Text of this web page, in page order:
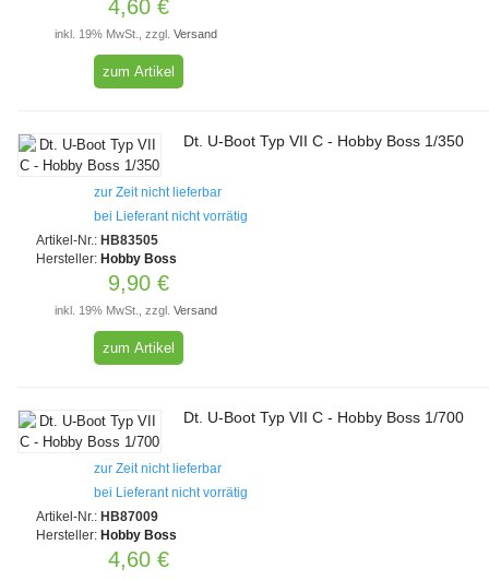
4,60 €
inkl. 19% MwSt., zzgl. Versand
zum Artikel
Dt. U-Boot Typ VII C - Hobby Boss 1/350
zur Zeit nicht lieferbar
bei Lieferant nicht vorrätig
Artikel-Nr.: HB83505
Hersteller: Hobby Boss
9,90 €
inkl. 19% MwSt., zzgl. Versand
zum Artikel
Dt. U-Boot Typ VII C - Hobby Boss 1/700
zur Zeit nicht lieferbar
bei Lieferant nicht vorrätig
Artikel-Nr.: HB87009
Hersteller: Hobby Boss
4,60 €